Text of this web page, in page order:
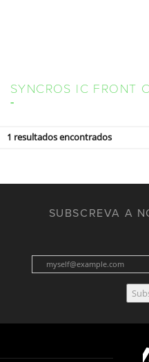
SYNCROS IC FRONT
1 resultados encontrados
SUBSCREVA A